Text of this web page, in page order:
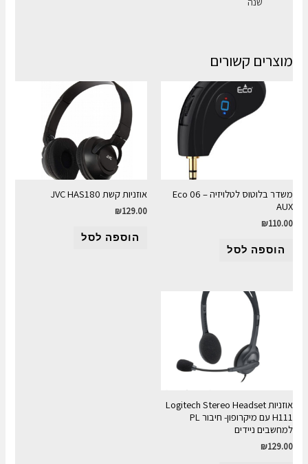
מוצרים קשורים
משדר בלוטוס לטלויזיה Eco 06 –
AUX
₪110.00
הוספה לסל
אוזניות קשת JVC HAS180
₪129.00
הוספה לסל
אוזניות Logitech Stereo Headset
H111 עם מיקרופון- חיבור PL
למחשבים ניידים
₪129.00